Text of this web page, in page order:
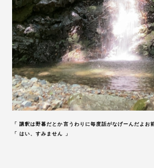
「 講釈は野暮だとか言うわりに毎度話がなげーんだよお
「 はい、すみません 」